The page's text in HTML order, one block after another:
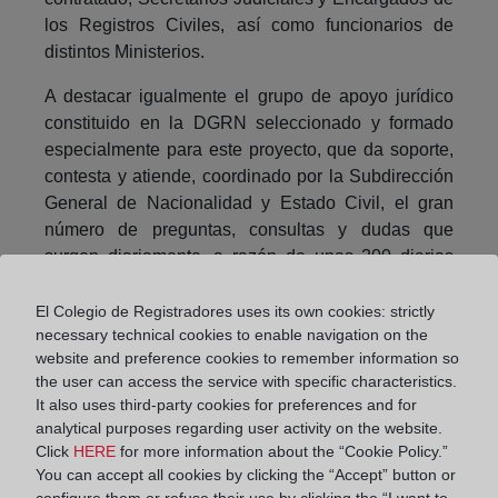
los Registros Civiles, así como funcionarios de
distintos Ministerios.
A destacar igualmente el grupo de apoyo jurídico
constituido en la DGRN seleccionado y formado
especialmente para este proyecto, que da soporte,
contesta y atiende, coordinado por la Subdirección
General de Nacionalidad y Estado Civil, el gran
número de preguntas, consultas y dudas que
surgen diariamente, a razón de unas 200 diarias
De igual forma, hay multitud de empresas privadas,
líderes en sus respectivas áreas de
especialización, que han aportado su tecnología,
know how y expertise:
• IECISA, a cargo del traslado de expedientes
físicos desde los archivos de la DGRN, previa
El Colegio de Registradores uses its own cookies: strictly
necessary technical cookies to enable navigation on the
website and preference cookies to remember information so
the user can access the service with specific characteristics.
It also uses third-party cookies for preferences and for
analytical purposes regarding user activity on the website.
Click HERE for more information about the “Cookie Policy.”
You can accept all cookies by clicking the “Accept” button or